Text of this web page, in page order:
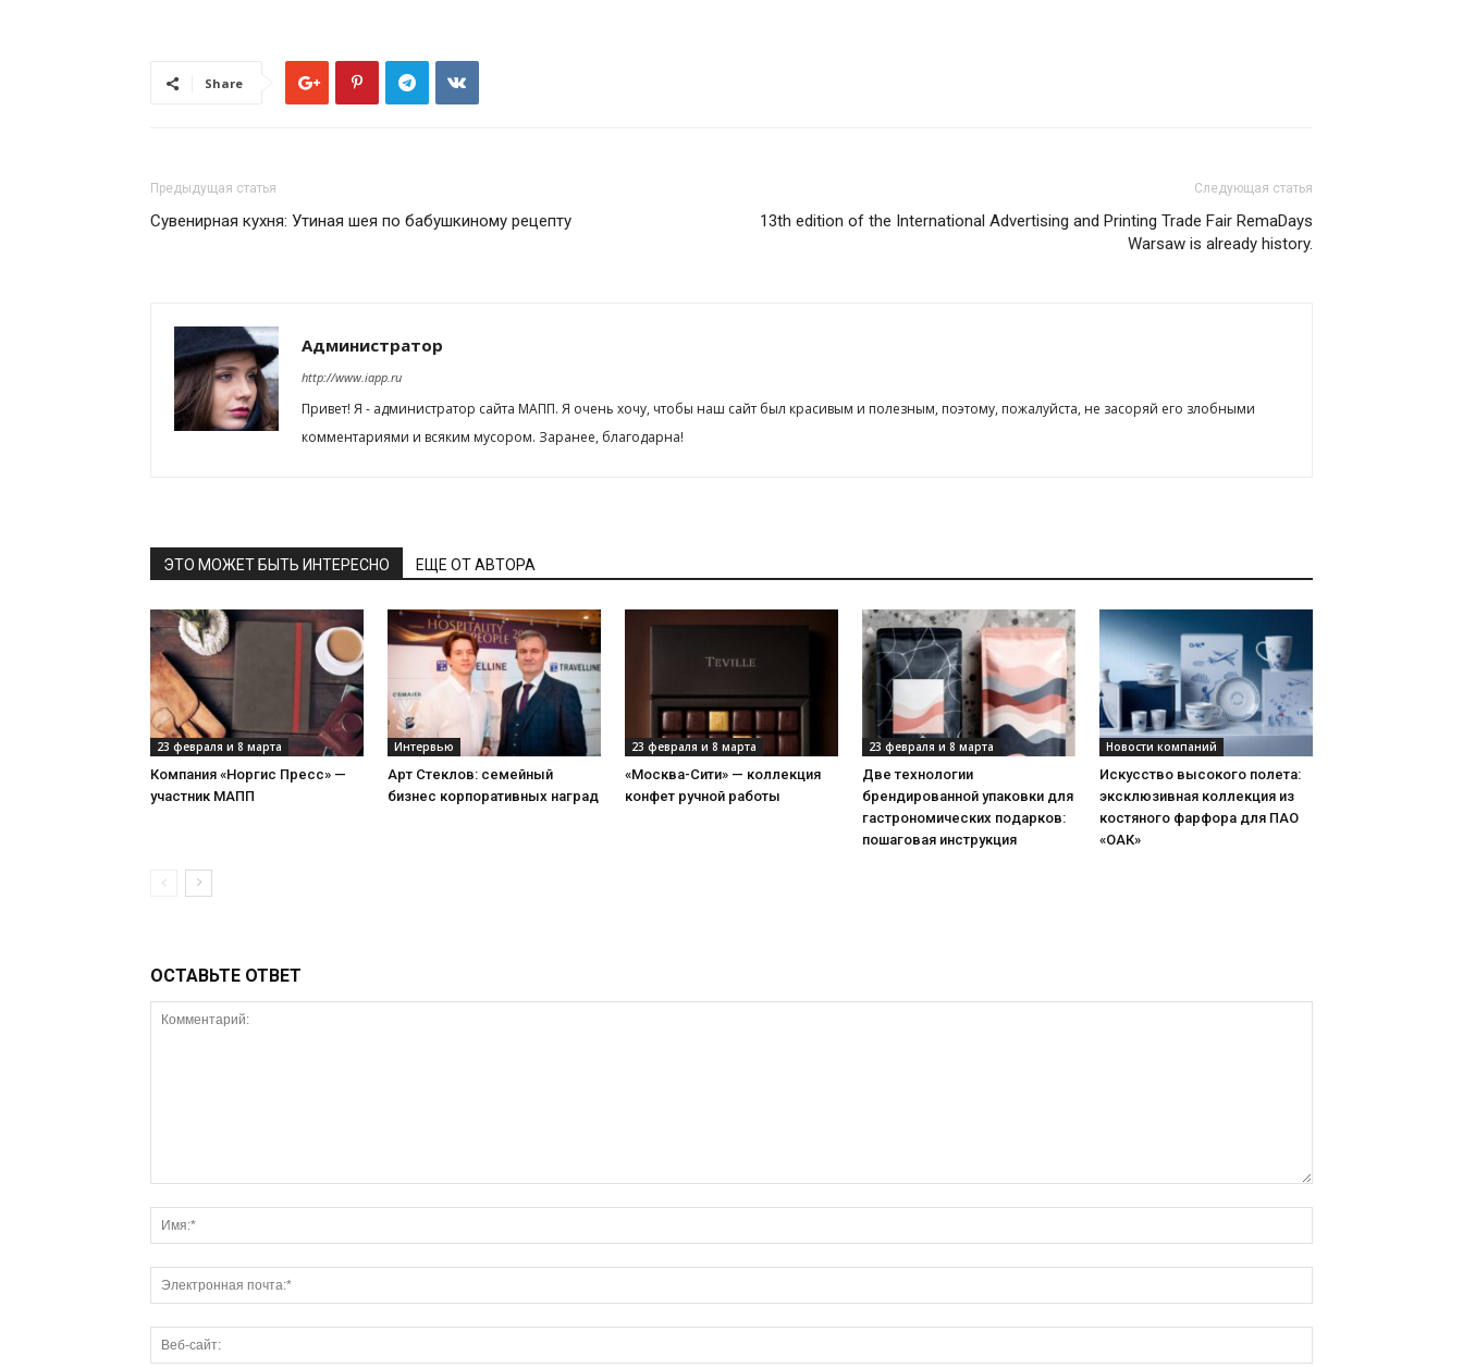
Share
Предыдущая статья
Сувенирная кухня: Утиная шея по бабушкиному рецепту
Следующая статья
13th edition of the International Advertising and Printing Trade Fair RemaDays
Warsaw is already history.
Администратор
http://www.iapp.ru
Привет! Я - администратор сайта МАПП. Я очень хочу, чтобы наш сайт был красивым и полезным, поэтому, пожалуйста, не засоряй его злобными
комментариями и всяким мусором. Заранее, благодарна!
ЭТО МОЖЕТ БЫТЬ ИНТЕРЕСНО ЕЩЕ ОТ АВТОРА
23 февраля и 8 марта
Компания «Норгис Пресс» —
участник МАПП
Интервью
Арт Стеклов: семейный
бизнес корпоративных наград
23 февраля и 8 марта
«Москва-Сити» — коллекция
конфет ручной работы
23 февраля и 8 марта
Две технологии
брендированной упаковки для
гастрономических подарков:
пошаговая инструкция
Новости компаний
Искусство высокого полета:
эксклюзивная коллекция из
костяного фарфора для ПАО
«ОАК»
ОСТАВЬТЕ ОТВЕТ